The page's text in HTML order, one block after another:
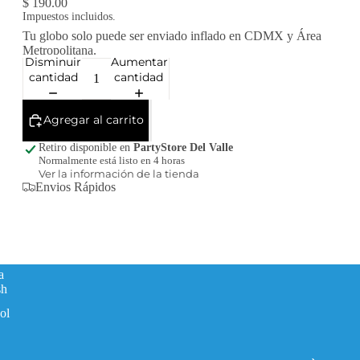
$ 190.00
Impuestos incluidos.
Tu globo solo puede ser enviado inflado en CDMX y Área
Metropolitana.
Disminuir
cantidad
Aumentar
cantidad
Agregar al carrito
Retiro disponible en PartyStore Del Valle
Normalmente está listo en 4 horas
Ver la información de la tienda
Envios Rápidos